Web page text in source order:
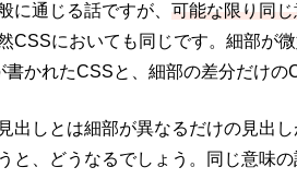
に通じる話ですが、 可能な限り同
CSSにおいても同じです。細部が
かれたCSSと、細部の差分だけの
出しとは細部が異なるだけの見出
と、どうなるでしょう。同じ意味の